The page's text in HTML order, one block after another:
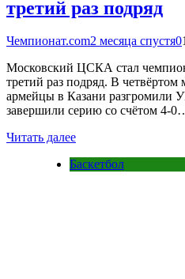
третий раз подряд
Чемпионат.com2 месяца спустя0
Московский ЦСКА стал
третий раз подряд. В четвёртом
армейцы в Казани разгромили
завершили серию со счётом 4-
Читать далее
Баскетбол